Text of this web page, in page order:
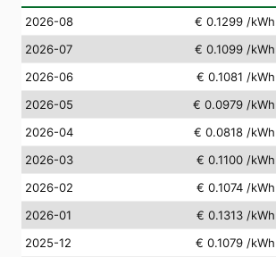
2026-08 € 0.1299 /kWh
2026-07
€ 0.1099 /kWh
2026-06
€ 0.1081 /kWh
2026-05
€ 0.0979 /kWh
2026-04
€ 0.0818 /kWh
2026-03
€ 0.1100 /kWh
2026-02
€ 0.1074 /kWh
2026-01
€ 0.1313 /kWh
2025-12
€ 0.1079 /kWh